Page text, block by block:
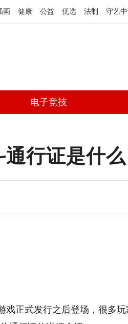
画 健康 公益 优选 法制 守艺
电子竞技
行证是什
戏正式发行之后登场，很多